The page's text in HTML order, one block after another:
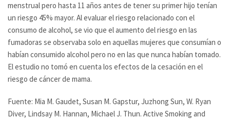
menstrual pero hasta 11 años antes de tener su primer hijo tenían
un riesgo 45% mayor. Al evaluar el riesgo relacionado con el
consumo de alcohol, se vio que el aumento del riesgo en las
fumadoras se observaba solo en aquellas mujeres que consumían o
habían consumido alcohol pero no en las que nunca habían tomado.
El estudio no tomó en cuenta los efectos de la cesación en el
riesgo de cáncer de mama.
Fuente: Mia M. Gaudet, Susan M. Gapstur, Juzhong Sun, W. Ryan
Diver, Lindsay M. Hannan, Michael J. Thun. Active Smoking and